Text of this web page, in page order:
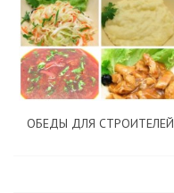
ОБЕДЫ ДЛЯ СТРОИТЕЛЕЙ